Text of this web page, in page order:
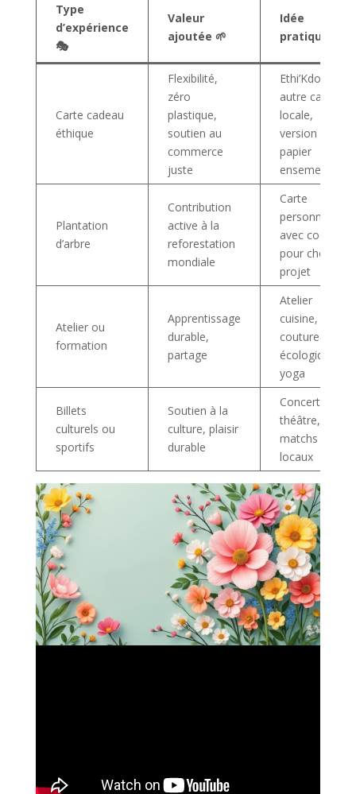
Type
d’expérience
🎭
Valeur
ajoutée 🌱
Idée
pratique 🎁
Carte cadeau
éthique
Flexibilité,
zéro
plastique,
soutien au
commerce
juste
Ethi’Kdo ou
autre carte
locale,
version
papier
ensemencé
Plantation
d’arbre
Contribution
active à la
reforestation
mondiale
Carte
personnalisée
avec code
pour choisir
projet
Atelier ou
formation
Apprentissage
durable,
partage
Atelier
cuisine,
couture
écologique,
yoga
Billets
culturels ou
sportifs
Soutien à la
culture, plaisir
durable
Concerts,
théâtre,
matchs
locaux